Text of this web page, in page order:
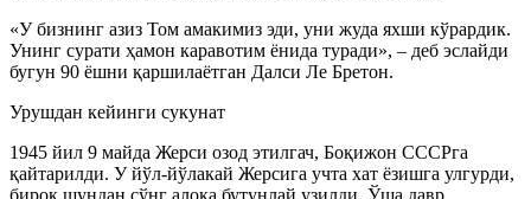
«У бизнинг азиз Том амакимиз эди, уни жуда яхши кўрардик.
Унинг сурати ҳамон каравотим ёнида туради», – деб эслайди
бугун 90 ёшни қаршилаётган Далси Ле Бретон.
Урушдан кейинги сукунат
1945 йил 9 майда Жерси озод этилгач, Боқижон СССРга
қайтарилди. У йўл-йўлакай Жерсига учта хат ёзишга улгурди,
бироқ шундан сўнг алоқа бутунлай узилди. Ўша давр